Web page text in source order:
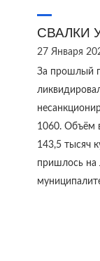
СВАЛКИ
27 Января
За прошлый
1060. Объём
143,5 тысяч
пришлось на